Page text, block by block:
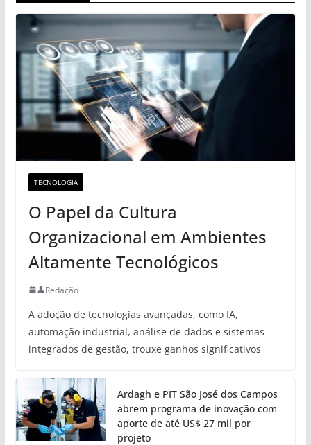
TECNOLOGIA
O Papel da Cultura
Organizacional em Ambientes
Altamente Tecnológicos
Redação
A adoção de tecnologias avançadas, como IA,
automação industrial, análise de dados e sistemas
integrados de gestão, trouxe ganhos significativos
Ardagh e PIT São José dos Campos
abrem programa de inovação com
aporte de até US$ 27 mil por
projeto